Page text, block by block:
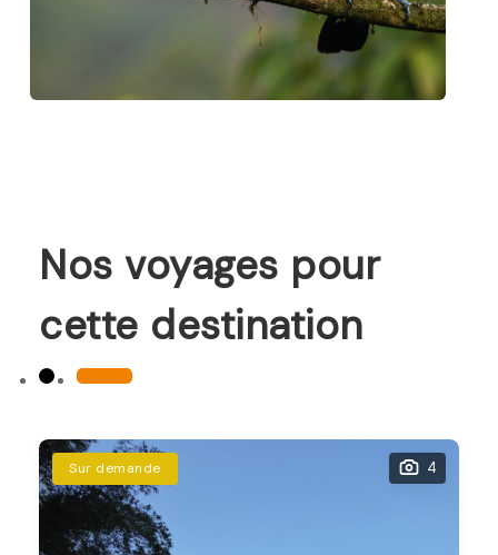
Nos voyages pour
cette destination
Sur demande 1